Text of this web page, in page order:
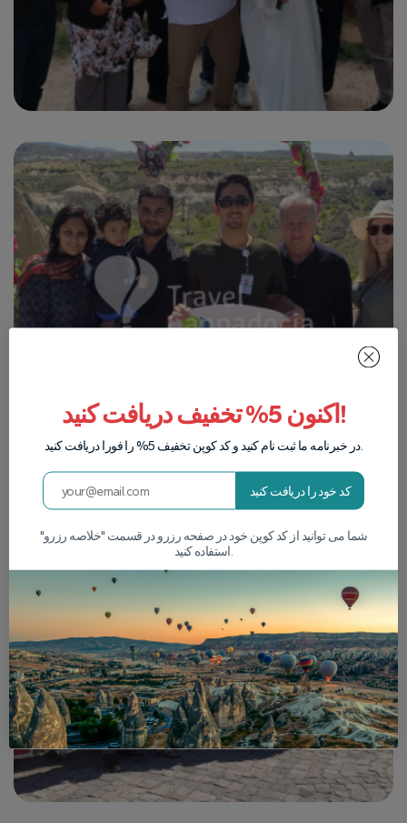
اکنون 5% تخفیف دریافت کنید!
در خبرنامه ما ثبت نام کنید و کد کوپن تخفیف 5% را فورا دریافت کنید.
کد خود را دریافت کنید
شما می توانید از کد کوپن خود در صفحه رزرو در قسمت "خلاصه رزرو"